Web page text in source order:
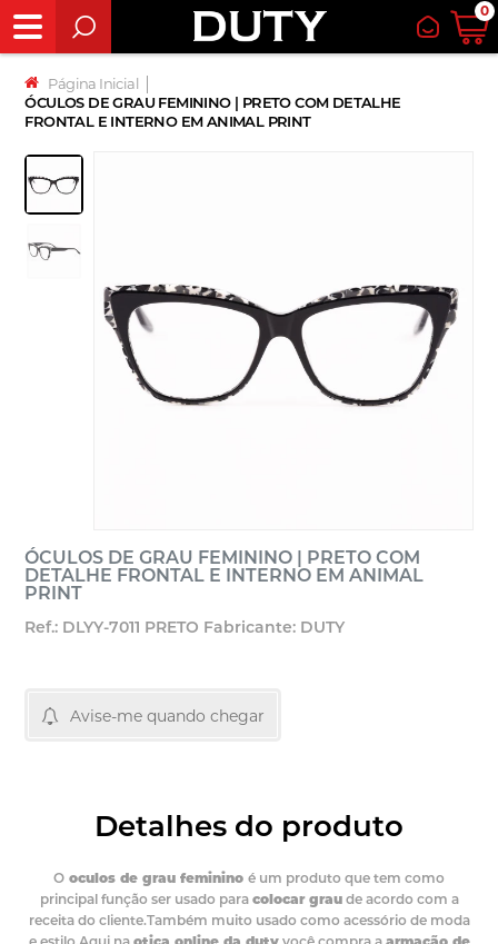
0
Página Inicial
ÓCULOS DE GRAU FEMININO | PRETO COM DETALHE
FRONTAL E INTERNO EM ANIMAL PRINT
ÓCULOS DE GRAU FEMININO | PRETO COM
DETALHE FRONTAL E INTERNO EM ANIMAL
PRINT
Ref.: DLYY-7011 PRETO Fabricante: DUTY
Avise-me quando chegar
Detalhes do produto
O oculos de grau feminino é um produto que tem como
principal função ser usado para colocar graude acordo com a
receita do cliente.Também muito usado como acessório de moda